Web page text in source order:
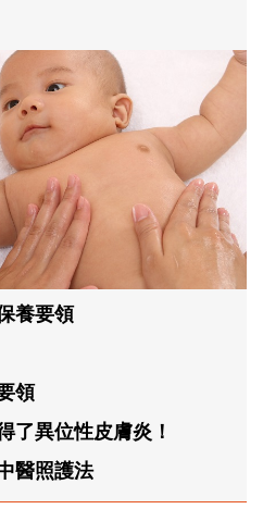
養要領
領
了異位性皮膚炎！
醫照護法